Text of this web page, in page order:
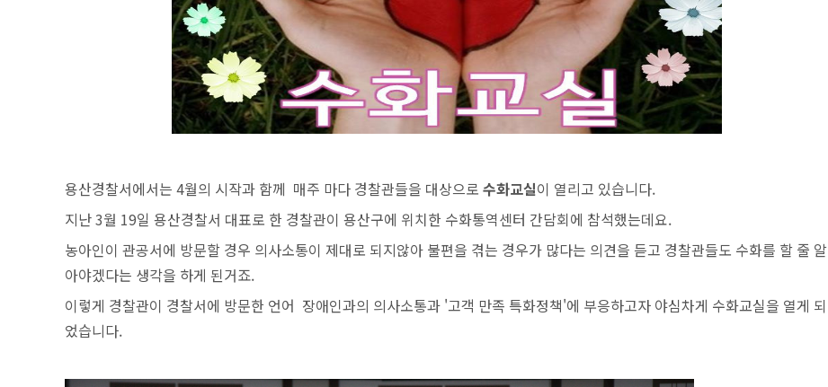
용산경찰서에서는 4월의 시작과 함께 매주 마다 경찰관들을 대상으로 수화교실이 열리고 있습니다.
지난 3월 19일 용산경찰서 대표로 한 경찰관이 용산구에 위치한 수화통역센터 간담회에 참석했는데요.
농아인이 관공서에 방문할 경우 의사소통이 제대로 되지않아 불편을 겪는 경우가 많다는 의견을 듣고 경찰관들도 수화를 할 줄 알
아야겠다는 생각을 하게 된거죠.
이렇게 경찰관이 경찰서에 방문한 언어 장애인과의 의사소통과 '고객 만족 특화정책'에 부응하고자 야심차게 수화교실을 열게 되
었습니다.